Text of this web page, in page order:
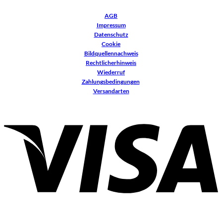
AGB
Impressum
Datenschutz
Cookie
Bildquellennachweis
Rechtlicherhinweis
Wiederruf
Zahlungsbedingungen
Versandarten